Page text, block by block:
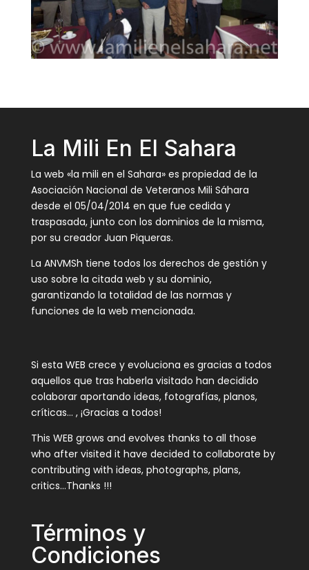
La Mili En El Sahara
La web «la mili en el Sahara» es propiedad de la
Asociación Nacional de Veteranos Mili Sáhara
desde el 05/04/2014 en que fue cedida y
traspasada, junto con los dominios de la misma,
por su creador Juan Piqueras.
La ANVMSh tiene todos los derechos de gestión y
uso sobre la citada web y su dominio,
garantizando la totalidad de las normas y
funciones de la web mencionada.
Si esta WEB crece y evoluciona es gracias a todos
aquellos que tras haberla visitado han decidido
colaborar aportando ideas, fotografías, planos,
críticas… , ¡Gracias a todos!
This WEB grows and evolves thanks to all those
who after visited it have decided to collaborate by
contributing with ideas, photographs, plans,
critics…Thanks !!!
Términos y
Condiciones